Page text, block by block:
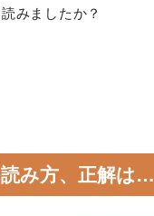
みましたか？
読み方、正解は…